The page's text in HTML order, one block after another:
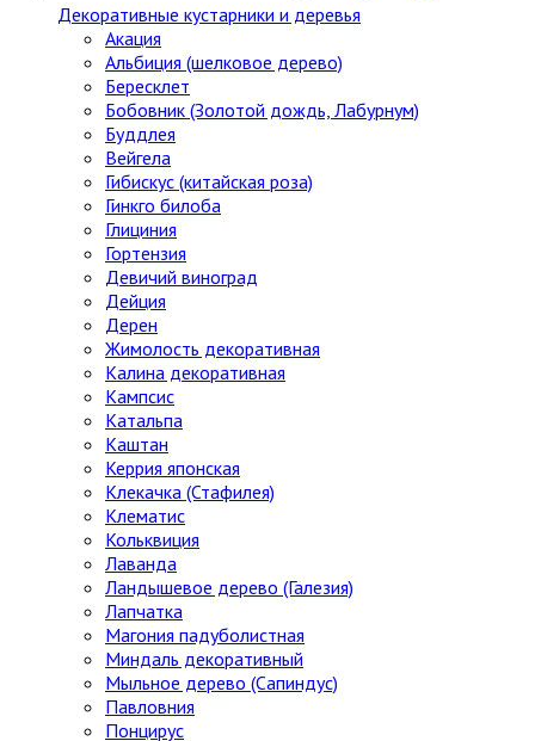
Декоративные кустарники и деревья
Акация
Альбиция (шелковое дерево)
Бересклет
Бобовник (Золотой дождь, Лабурнум)
Буддлея
Вейгела
Гибискус (китайская роза)
Гинкго билоба
Глициния
Гортензия
Девичий виноград
Дейция
Дерен
Жимолость декоративная
Калина декоративная
Кампсис
Катальпа
Каштан
Керрия японская
Клекачка (Стафилея)
Клематис
Кольквиция
Лаванда
Ландышевое дерево (Галезия)
Лапчатка
Магония падуболистная
Миндаль декоративный
Мыльное дерево (Сапиндус)
Павловния
Понцирус